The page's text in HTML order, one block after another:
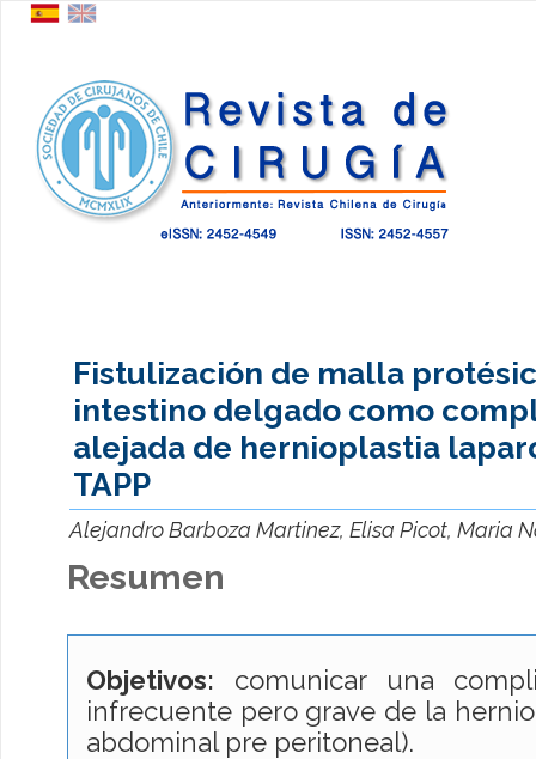
Fistulización de malla
intestino delgado como
alejada de hernioplastia
TAPP
Alejandro Barboza Martinez, Elisa Picot, Maria
Resumen
Objetivos: comunicar una
infrecuente pero grave de la
abdominal pre peritoneal).